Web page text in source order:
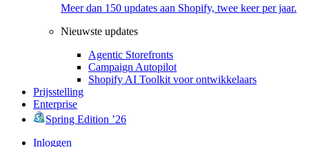
Meer dan 150 updates aan Shopify, twee keer per jaar.
Nieuwste updates
Agentic Storefronts
Campaign Autopilot
Shopify AI Toolkit voor ontwikkelaars
Prijsstelling
Enterprise
Spring Edition ’26
Inloggen